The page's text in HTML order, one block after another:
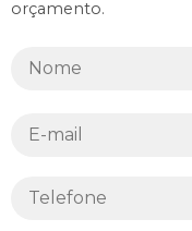
orçamento.